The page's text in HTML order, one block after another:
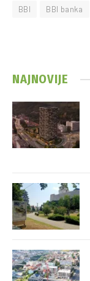
BBI BBI banka
NAJNOVIJE